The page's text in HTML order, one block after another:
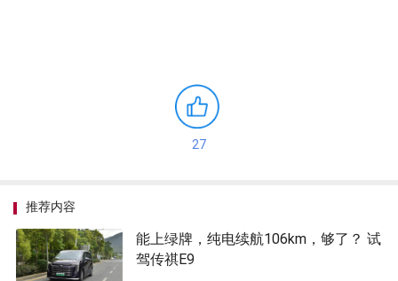
27
推荐内容
能上绿牌，纯电续航106km，够了？ 试
驾传祺E9